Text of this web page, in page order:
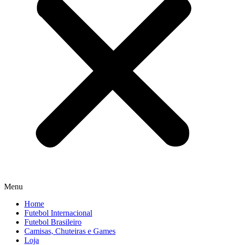
Menu
Home
Futebol Internacional
Futebol Brasileiro
Camisas, Chuteiras e Games
Loja